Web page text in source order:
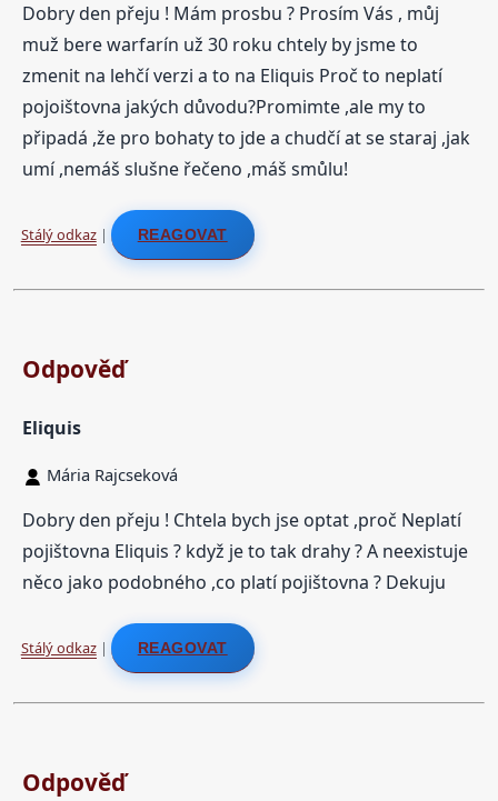
Dobry den přeju ! Mám prosbu ? Prosím Vás , můj
muž bere warfarín už 30 roku chtely by jsme to
zmenit na lehčí verzi a to na Eliquis Proč to neplatí
pojoištovna jakých důvodu?Promimte ,ale my to
připadá ,že pro bohaty to jde a chudčí at se staraj ,jak
umí ,nemáš slušne řečeno ,máš smůlu!
Stálý odkaz| REAGOVAT
Odpověď
Eliquis
Mária Rajcseková
Dobry den přeju ! Chtela bych jse optat ,proč Neplatí
pojištovna Eliquis ? když je to tak drahy ? A neexistuje
něco jako podobného ,co platí pojištovna ? Dekuju
Stálý odkaz| REAGOVAT
Odpověď